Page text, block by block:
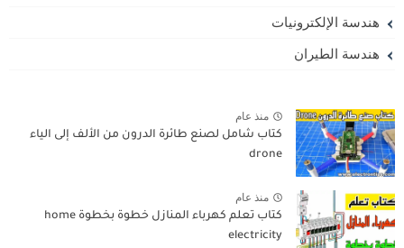
هندسة الإلكترونيات
هندسة الطيران
منذ عام
كتاب شامل لصنع طائرة الدرون من الألف إلى الياء
drone
منذ عام
كتاب تعلم كهرباء المنازل خطوة بخطوة home
electricity